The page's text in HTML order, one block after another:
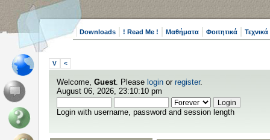
Downloads ! Read Me ! Μαθήματα Φοιτητικά
V <
Welcome, Guest. Please login or register.
August 06, 2026, 23:10:10 pm
Login with username, password and session length